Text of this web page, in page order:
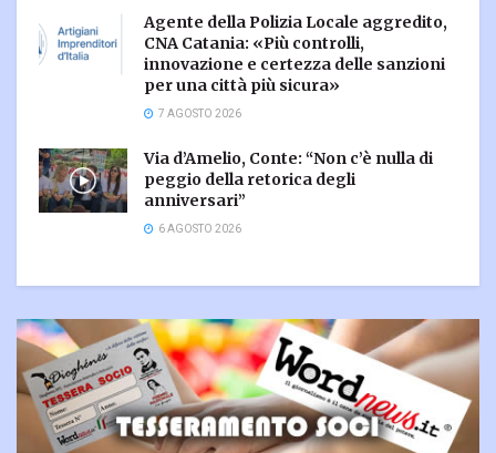
Agente della Polizia Locale aggredito,
CNA Catania: «Più controlli,
innovazione e certezza delle sanzioni
per una città più sicura»
7 AGOSTO 2026
Via d’Amelio, Conte: “Non c’è nulla di
peggio della retorica degli
anniversari”
6 AGOSTO 2026